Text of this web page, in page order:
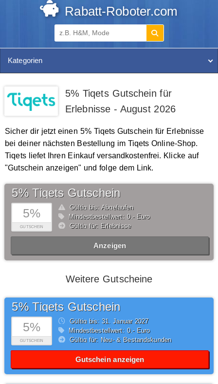
Rabatt-Roboter.com
Kategorien
5% Tiqets Gutschein für
Erlebnisse - August 2026
Sicher dir jetzt einen 5% Tiqets Gutschein für Erlebnisse
bei deiner nächsten Bestellung im Tiqets Online-Shop.
Tiqets liefet Ihren Einkauf versandkostenfrei. Klicke auf
"Gutschein anzeigen" und folge dem Link.
5%
GUTSCHEIN
5% Tiqets Gutschein
Gültig bis: Abgelaufen
Mindestbestellwert: 0,- Euro
Gültig für: Erlebnisse
Anzeigen
Weitere Gutscheine
5%
GUTSCHEIN
5% Tiqets Gutschein
Gültig bis: 31.Januar2027
Mindestbestellwert: 0,- Euro
Gültig für: Neu- & Bestandskunden
Gutschein anzeigen